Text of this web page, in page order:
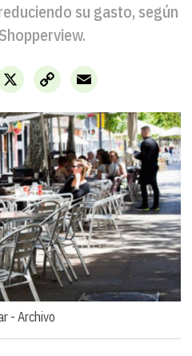
su gasto, según
X
Copy
Link
Email
-Archivo